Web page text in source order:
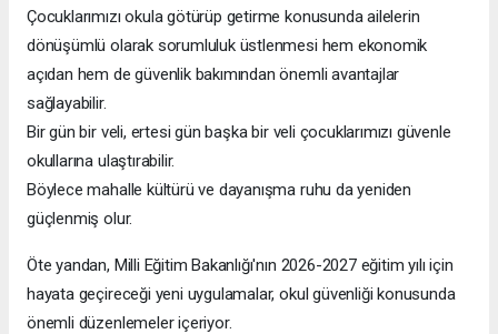
Çocuklarımızı okula götürüp getirme konusunda ailelerin
dönüşümlü olarak sorumluluk üstlenmesi hem ekonomik
açıdan hem de güvenlik bakımından önemli avantajlar
sağlayabilir.
Bir gün bir veli, ertesi gün başka bir veli çocuklarımızı güvenle
okullarına ulaştırabilir.
Böylece mahalle kültürü ve dayanışma ruhu da yeniden
güçlenmiş olur.
Öte yandan, Milli Eğitim Bakanlığı'nın 2026-2027 eğitim yılı için
hayata geçireceği yeni uygulamalar, okul güvenliği konusunda
önemli düzenlemeler içeriyor.